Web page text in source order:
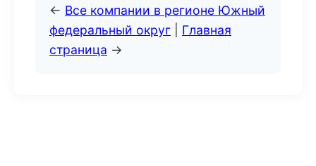
← Все компании в регионе Южный
федеральный округ
Главная
страница →